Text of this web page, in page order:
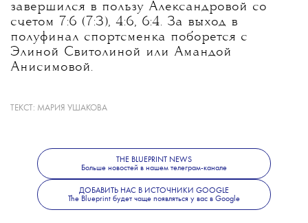
завершился в пользу Александровой со
счетом 7:6 (7:3), 4:6, 6:4. За выход в
полуфинал спортсменка поборется с
Элиной Свитолиной или Амандой
Анисимовой.
Александровой 31 год; она победительница
Джин Кинг (это крупнейшие
международные командные соревнования в
женском теннисе)
ТЕКСТ: МАРИЯ УШАКОВА
THE BLUEPRINT NEWS
Больше новостей в нашем телеграм-канале
ДОБАВИТЬ НАС В ИСТОЧНИКИ GOOGLE
The Blueprint будет чаще появляться у вас в Google